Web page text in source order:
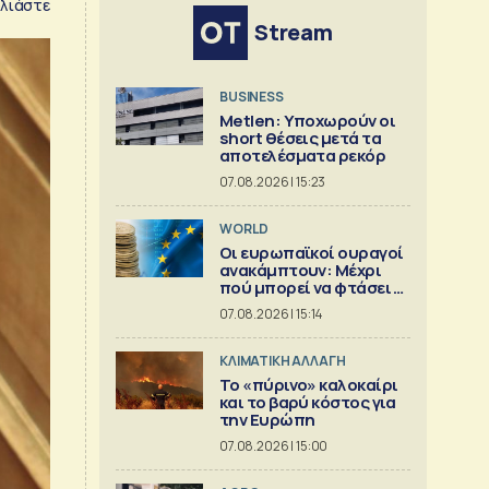
Stream
BUSINESS
Metlen: Υποχωρούν οι
short θέσεις μετά τα
αποτελέσματα ρεκόρ
07.08.2026 | 15:23
WORLD
Οι ευρωπαϊκοί ουραγοί
ανακάμπτουν: Μέχρι
πού μπορεί να φτάσει η
άνοδος;
07.08.2026 | 15:14
ΚΛΙΜΑΤΙΚΗ ΑΛΛΑΓΗ
Το «πύρινο» καλοκαίρι
και το βαρύ κόστος για
την Ευρώπη
07.08.2026 | 15:00